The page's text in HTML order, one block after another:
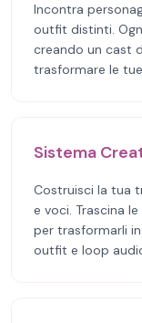
Incontra
outfit distinti.
creando un cast
trasformare le
Sistema
Costruisci la tua
e voci. Trascina
per trasformarli
outfit e loop